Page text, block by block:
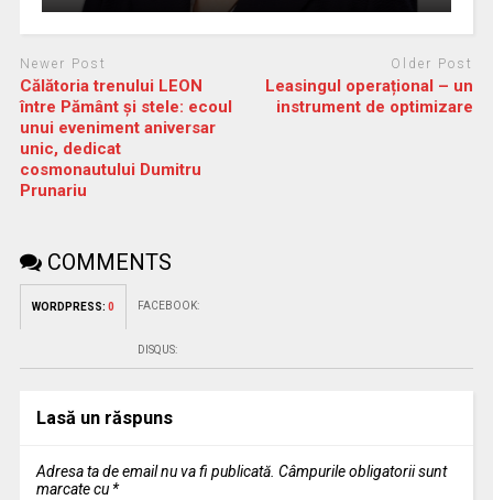
Newer Post
Călătoria trenului LEON
între Pământ și stele: ecoul
unui eveniment aniversar
unic, dedicat
cosmonautului Dumitru
Prunariu
Older Post
Leasingul operațional – un
instrument de optimizare
COMMENTS
WORDPRESS: 0 FACEBOOK:
DISQUS:
Lasă un răspuns
Adresa ta de email nu va fi publicată. Câmpurile obligatorii sunt
marcate cu *